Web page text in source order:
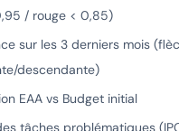
/ rouge < 0,85)
sur les 3 derniers mois
descendante)
EAA vs Budget initial
tâches problématiques